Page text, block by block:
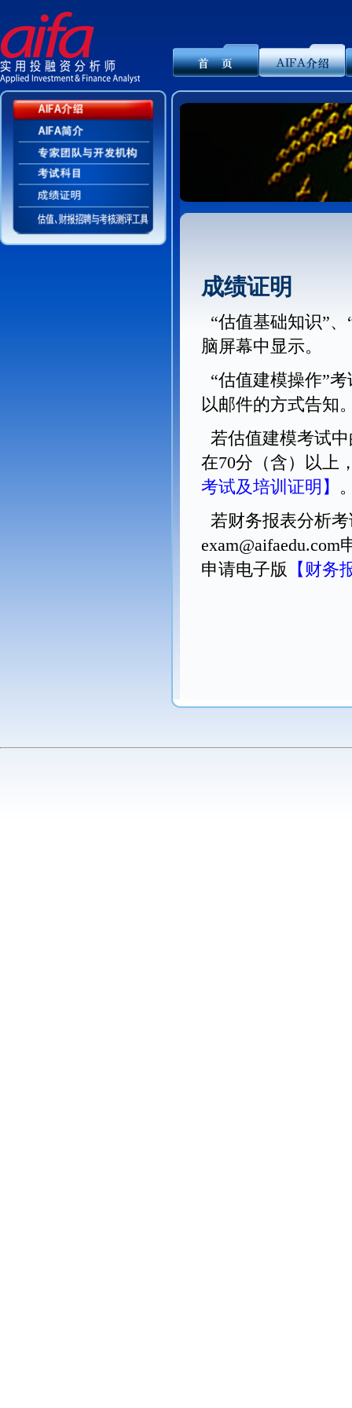
成绩证明
“估值基础知识”
脑屏幕中显示。
“估值建模操作”
以邮件的方式告知
若估值建模考试
在70分（含）以上
考试及培训证明】
若财务报表分析
exam@aifaedu.com
申请电子版
【财务